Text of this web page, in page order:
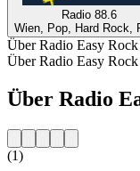
Radio 88.6
Wien, Pop, Hard Rock,
Über Radio Easy Rock
Über Radio Easy Rock
Über Radio
(1)